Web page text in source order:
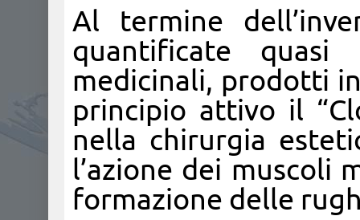
Al termine
quantificate
medicinali, prodotti
principio attivo il
nella chirurgia
l’azione dei muscoli
formazione delle